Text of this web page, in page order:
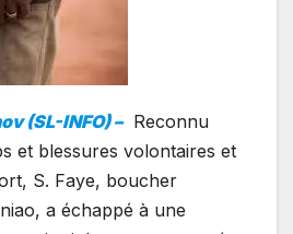
(SL-INFO) – Reconnu
et blessures volontaires et
S. Faye, boucher
a échappé à une